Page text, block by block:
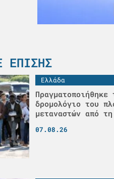
ΕΠΊΣΗΣ
Ελλάδα
Πραγματοποιήθηκε
δρομολόγιο του
μεταναστών από
07.08.26